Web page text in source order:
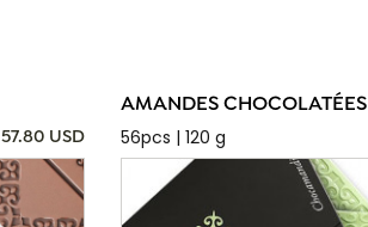
57.80 USD
AMANDES CHOCOLATÉES
56pcs | 120 g